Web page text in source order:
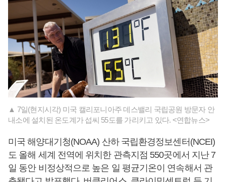
▲ 7일(현지시각) 미국 캘리포니아주 데스밸리 국립공원 방문자 안
내소에 설치된 온도계가 섭씨 55도를 가리키고 있다. <연합뉴스>
미국 해양대기청(NOAA) 산하 국립환경정보센터(NCEI)
도 올해 세계 전역에 위치한 관측지점 550곳에서 지난 7
일 동안 비정상적으로 높은 일 평균기온이 연속해서 관